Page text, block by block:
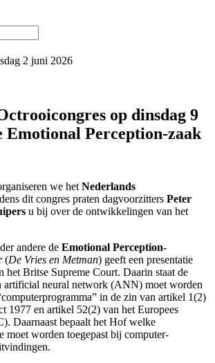
2 juni 2026
op dinsdag 9
Emotional Perception-zaak
we het Nederlands
dit congres praten dagvoorzitters Peter
u bij over de ontwikkelingen van het
andere de Emotional Perception-
(De Vries en Metman) geeft een presentatie
het Britse Supreme Court. Daarin staat de
artificial neural network (ANN) moet worden
in de zin van artikel 1(2)
1977 en artikel 52(2) van het Europees
Daarnaast bepaalt het Hof welke
moet worden toegepast bij computer-